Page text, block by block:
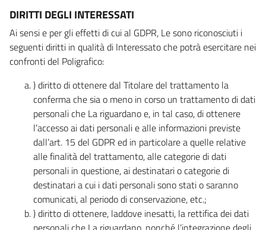
DIRITTI DEGLI INTERESSATI
Ai sensi e per gli effetti di cui al GDPR, Le sono riconosciuti i
seguenti diritti in qualità di Interessato che potrà esercitare nei
confronti del Poligrafico:
) diritto di ottenere dal Titolare del trattamento la
conferma che sia o meno in corso un trattamento di dati
personali che La riguardano e, in tal caso, di ottenere
l’accesso ai dati personali e alle informazioni previste
dall’art. 15 del GDPR ed in particolare a quelle relative
alle finalità del trattamento, alle categorie di dati
personali in questione, ai destinatari o categorie di
destinatari a cui i dati personali sono stati o saranno
comunicati, al periodo di conservazione, etc.;
) diritto di ottenere, laddove inesatti, la rettifica dei dati